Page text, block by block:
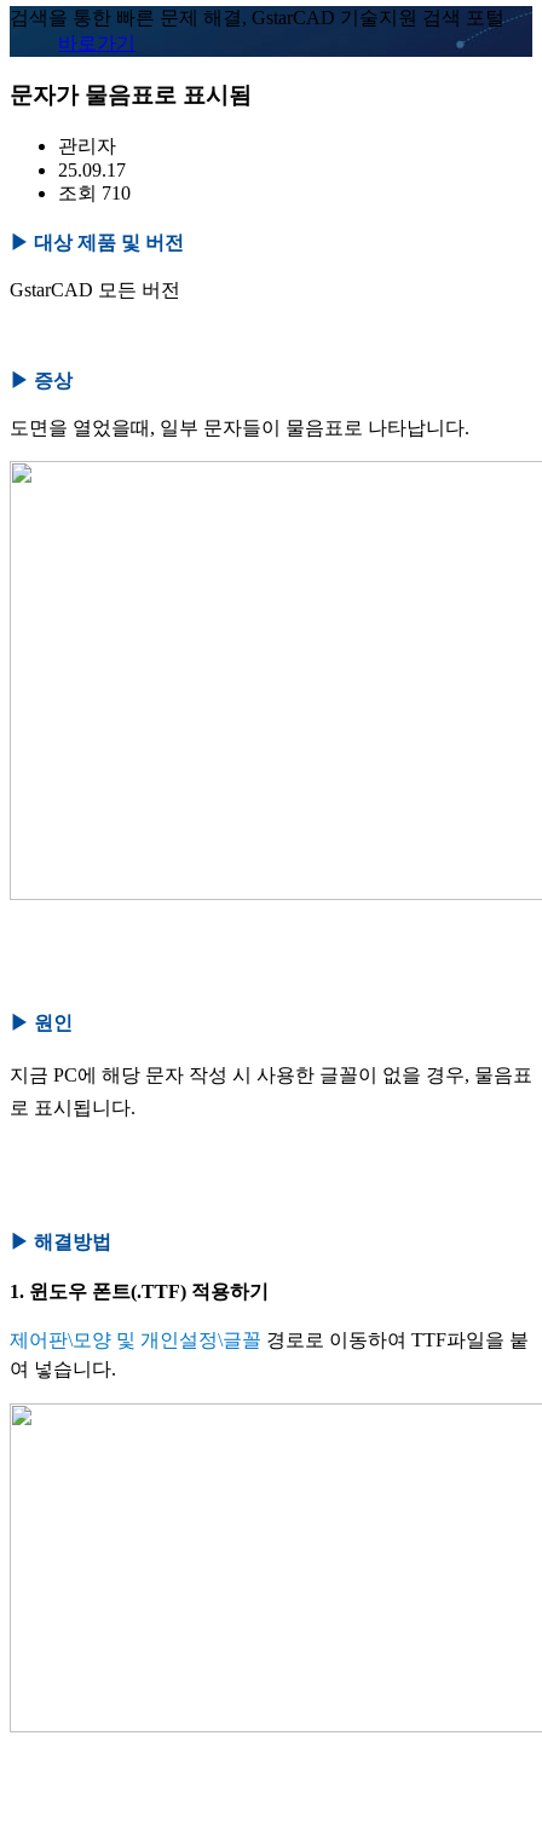
검색을 통한 빠른 문제 해결, GstarCAD 기술지원 검색 포털
바로가기
문자가 물음표로 표시됨
관리자
25.09.17
조회 710
▶ 대상 제품 및 버전
GstarCAD 모든 버전
▶ 증상
도면을 열었을때, 일부 문자들이 물음표로 나타납니다.
▶ 원인
지금 PC에 해당 문자 작성 시 사용한 글꼴이 없을 경우, 물음표
로 표시됩니다.
▶ 해결방법
1. 윈도우 폰트(.TTF) 적용하기
제어판\모양 및 개인설정\글꼴 경로로 이동하여 TTF파일을 붙
여 넣습니다.